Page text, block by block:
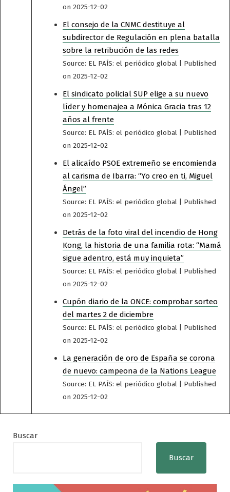
on 2025-12-02
El consejo de la CNMC destituye al
subdirector de Regulación en plena batalla
sobre la retribución de las redes
Source: EL PAÍS: el periódico global
Published
on 2025-12-02
El sindicato policial SUP elige a su nuevo
líder y homenajea a Mónica Gracia tras 12
años al frente
Source: EL PAÍS: el periódico global
Published
on 2025-12-02
El alicaído PSOE extremeño se encomienda
al carisma de Ibarra: “Yo creo en ti, Miguel
Ángel”
Source: EL PAÍS: el periódico global
Published
on 2025-12-02
Detrás de la foto viral del incendio de Hong
Kong, la historia de una familia rota: “Mamá
sigue adentro, está muy inquieta”
Source: EL PAÍS: el periódico global
Published
on 2025-12-02
Cupón diario de la ONCE: comprobar sorteo
del martes 2 de diciembre
Source: EL PAÍS: el periódico global
Published
on 2025-12-02
La generación de oro de España se corona
de nuevo: campeona de la Nations League
Source: EL PAÍS: el periódico global
Published
on 2025-12-02
Buscar
Buscar